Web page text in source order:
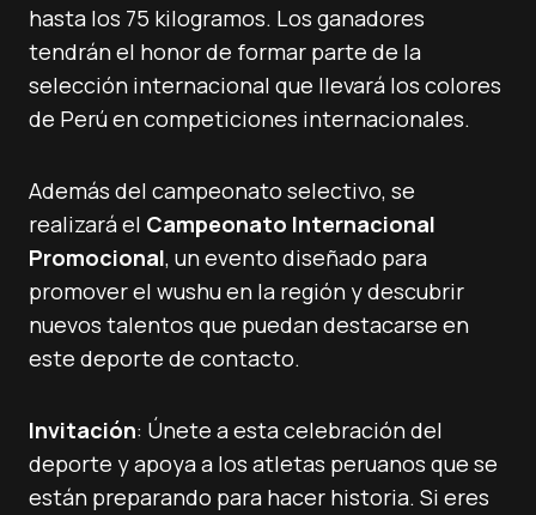
hasta los 75 kilogramos. Los ganadores
tendrán el honor de formar parte de la
selección internacional que llevará los colores
de Perú en competiciones internacionales.
Además del campeonato selectivo, se
realizará el Campeonato Internacional
Promocional, un evento diseñado para
promover el wushu en la región y descubrir
nuevos talentos que puedan destacarse en
este deporte de contacto.
Invitación: Únete a esta celebración del
deporte y apoya a los atletas peruanos que se
están preparando para hacer historia. Si eres